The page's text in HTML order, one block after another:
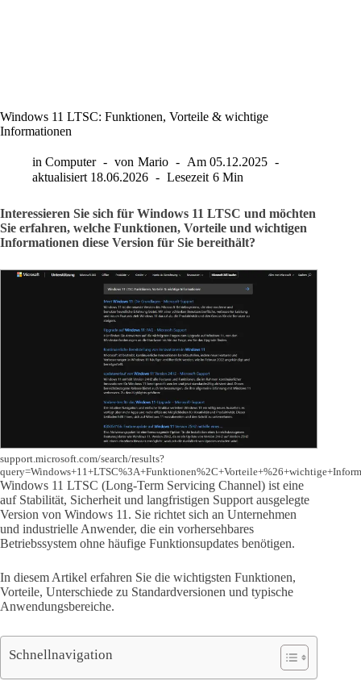
Windows 11 LTSC: Funktionen, Vorteile & wichtige
Informationen
in Computer von Mario Am 05.12.2025
aktualisiert 18.06.2026 Lesezeit 6 Min
Interessieren Sie sich für Windows 11 LTSC und möchten
Sie erfahren, welche Funktionen, Vorteile und wichtigen
Informationen diese Version für Sie bereithält?
support.microsoft.com/search/results?
Windows 11 LTSC (Long-Term Servicing Channel) ist eine
auf Stabilität, Sicherheit und langfristigen Support ausgelegte
Version von Windows 11. Sie richtet sich an Unternehmen
und industrielle Anwender, die ein vorhersehbares
Betriebssystem ohne häufige Funktionsupdates benötigen.
In diesem Artikel erfahren Sie die wichtigsten Funktionen,
Vorteile, Unterschiede zu Standardversionen und typische
Anwendungsbereiche.
Schnellnavigation